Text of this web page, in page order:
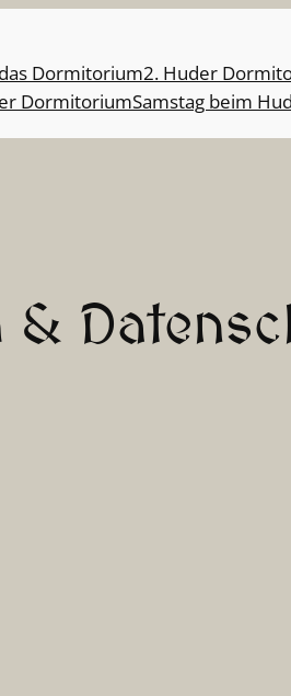
Dormitorium2. Huder
DormitoriumSamstag beim